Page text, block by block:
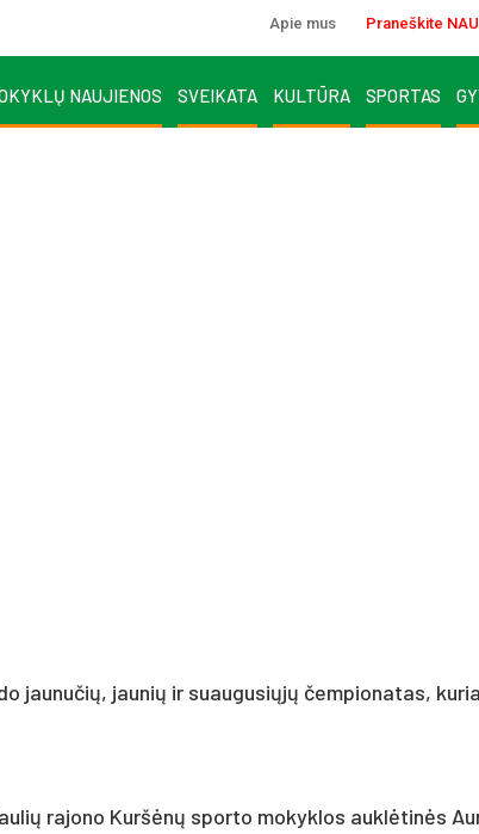
Apie mus Praneškite
NAUJIENOS SVEIKATA KULTŪRA SPORTAS
jaunučių, jaunių ir suaugusiųjų čempionatas,
rajono Kuršėnų sporto mokyklos auklėtinės